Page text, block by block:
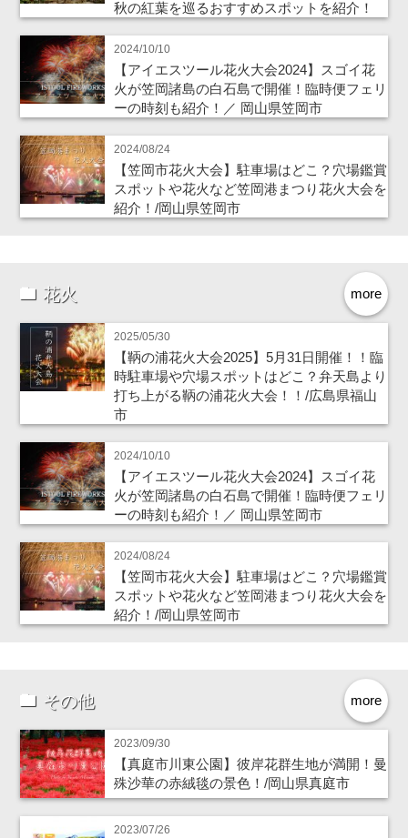
秋の紅葉を巡るおすすめスポットを紹介！
2024/10/10
【アイエスツール花火大会2024】スゴイ花
火が笠岡諸島の白石島で開催！臨時便フェリ
ーの時刻も紹介！／ 岡山県笠岡市
2024/08/24
【笠岡市花火大会】駐車場はどこ？穴場鑑賞
スポットや花火など笠岡港まつり花火大会を
紹介！/岡山県笠岡市
more
花火
2025/05/30
【鞆の浦花火大会2025】5月31日開催！！臨
時駐車場や穴場スポットはどこ？弁天島より
打ち上がる鞆の浦花火大会！！/広島県福山
市
2024/10/10
【アイエスツール花火大会2024】スゴイ花
火が笠岡諸島の白石島で開催！臨時便フェリ
ーの時刻も紹介！／ 岡山県笠岡市
2024/08/24
【笠岡市花火大会】駐車場はどこ？穴場鑑賞
スポットや花火など笠岡港まつり花火大会を
紹介！/岡山県笠岡市
more
その他
2023/09/30
【真庭市川東公園】彼岸花群生地が満開！曼
殊沙華の赤絨毯の景色！/岡山県真庭市
2023/07/26